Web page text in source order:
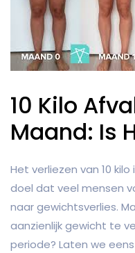
10 Kilo
Maand: Is
Het verliezen van 10
doel dat veel mensen
naar gewichtsverlies.
aanzienlijk gewicht te
periode? Laten we